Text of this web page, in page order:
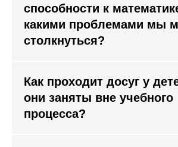
способности к
какими проблемами мы
столкнуться?
Как проходит досуг у
они заняты вне учебного
процесса?